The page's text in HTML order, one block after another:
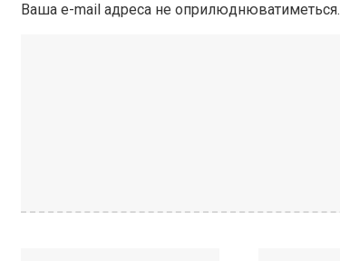
Ваша e-mail адреса не оприлюднюватиметься.